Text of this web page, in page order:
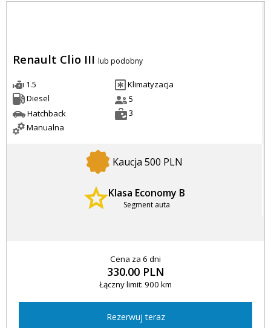
Renault Clio III lub podobny
1.5
Diesel
Hatchback
Manualna
Klimatyzacja
5
3
Kaucja 500 PLN
Klasa Economy B
Segment auta
Cena za 6 dni
330.00 PLN
Łączny limit: 900 km
Rezerwuj teraz